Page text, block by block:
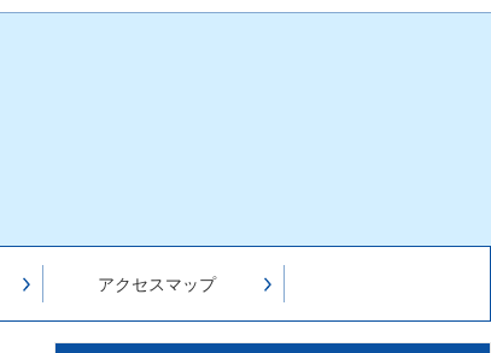
アクセスマップ